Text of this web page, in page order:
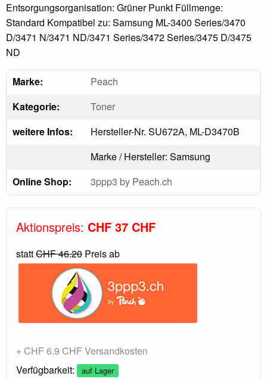
Entsorgungsorganisation: Grüner Punkt Füllmenge:
Standard Kompatibel zu: Samsung ML-3400 Series/3470
D/3471 N/3471 ND/3471 Series/3472 Series/3475 D/3475
ND
Marke:
Peach
Kategorie:
Toner
weitere Infos:
Hersteller-Nr. SU672A, ML-D3470B
Marke / Hersteller: Samsung
Online Shop:
3ppp3 by Peach.ch
Aktionspreis: CHF 37 CHF
stattCHF 46.20 Preis ab
+ CHF 6.9 CHF Versandkosten
Verfügbarkeit:
auf Lager